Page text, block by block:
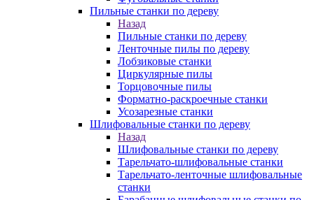
Пильные станки по дереву
Назад
Пильные станки по дереву
Ленточные пилы по дереву
Лобзиковые станки
Циркулярные пилы
Торцовочные пилы
Форматно-раскроечные станки
Усозарезные станки
Шлифовальные станки по дереву
Назад
Шлифовальные станки по дереву
Тарельчато-шлифовальные станки
Тарельчато-ленточные шлифовальные
станки